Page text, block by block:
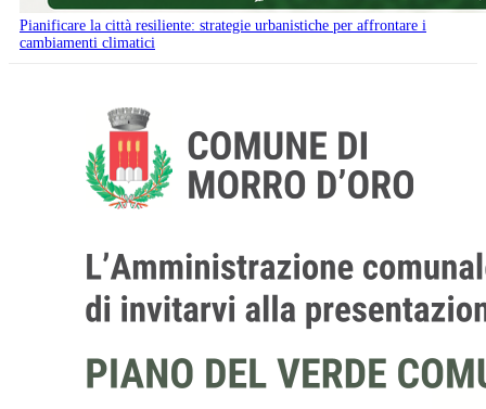
Pianificare la città resiliente: strategie urbanistiche per affrontare i
cambiamenti climatici